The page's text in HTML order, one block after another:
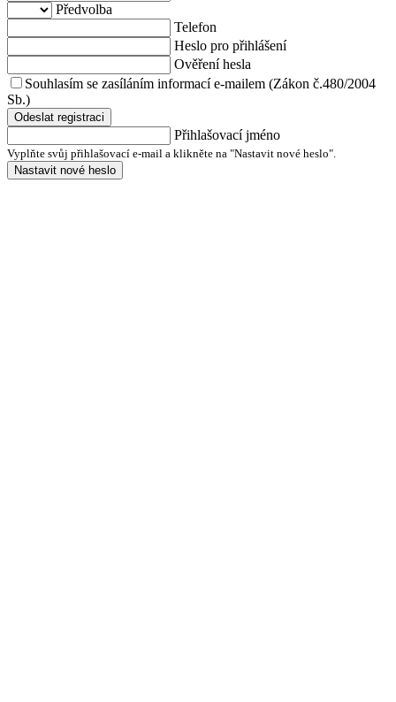
Předvolba
Telefon
Heslo pro přihlášení
Ověření hesla
Souhlasím se zasíláním informací e-mailem (Zákon č.480/2004
Sb.)
Odeslat registraci
Přihlašovací jméno
Vyplňte svůj přihlašovací e-mail a klikněte na "Nastavit nové heslo".
Nastavit nové heslo